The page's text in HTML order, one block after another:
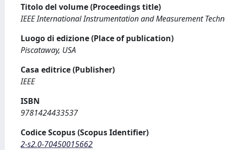
Titolo del volume (Proceedings title)
IEEE International Instrumentation and Measurement
Luogo di edizione (Place of publication)
Piscataway, USA
Casa editrice (Publisher)
IEEE
ISBN
9781424433537
Codice Scopus (Scopus Identifier)
2-s2.0-70450015662